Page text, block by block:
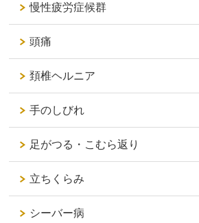
慢性疲労症候群
頭痛
頚椎ヘルニア
手のしびれ
足がつる・こむら返り
立ちくらみ
シーバー病